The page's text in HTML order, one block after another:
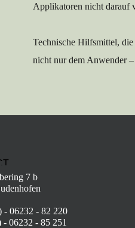
Applikatoren nicht darauf
Technische Hilfsmittel, die
nicht nur dem Anwender
7 b
- 06232 - 82 220
- 06232 - 85 251